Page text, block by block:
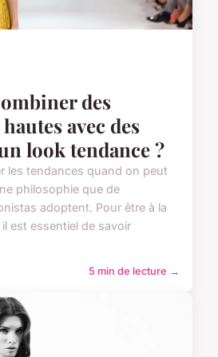
des
avec des
look tendance ?
les tendances quand on peut
philosophie que de
adoptent. Pour être à la
est essentiel de savoir
5 min de lecture →